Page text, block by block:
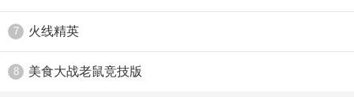
7 火线精英
8 美食大战老鼠竞技版